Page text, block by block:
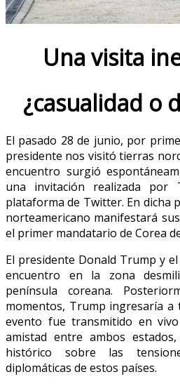
Una visita
¿casualidad o
El pasado 28 de junio, por
presidente nos visitó tierras
encuentro surgió
una invitación realizada
plataforma de Twitter. En dicha
norteamericano manifestará
el primer mandatario de Corea
El presidente Donald Trump y
encuentro en la zona
península coreana.
momentos, Trump ingresaría
evento fue transmitido en
amistad entre ambos
histórico sobre las
diplomáticas de estos países.